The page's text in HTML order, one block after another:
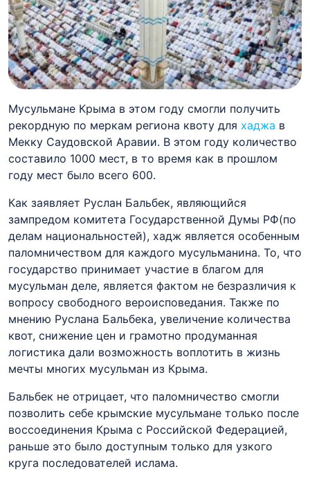
Мусульмане Крыма в этом году смогли получить
рекордную по меркам региона квоту для хаджа в
Мекку Саудовской Аравии. В этом году количество
составило 1000 мест, в то время как в прошлом
году мест было всего 600.
Как заявляет Руслан Бальбек, являющийся
зампредом комитета Государственной Думы РФ(по
делам национальностей), хадж является особенным
паломничеством для каждого мусульманина. То, что
государство принимает участие в благом для
мусульман деле, является фактом не безразличия к
вопросу свободного вероисповедания. Также по
мнению Руслана Бальбека, увеличение количества
квот, снижение цен и грамотно продуманная
логистика дали возможность воплотить в жизнь
мечты многих мусульман из Крыма.
Бальбек не отрицает, что паломничество смогли
позволить себе крымские мусульмане только после
воссоединения Крыма с Российской Федерацией,
раньше это было доступным только для узкого
круга последователей ислама.